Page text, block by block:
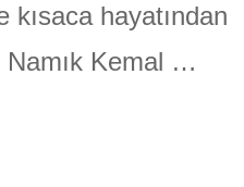
kısaca hayatından
Namık Kemal …